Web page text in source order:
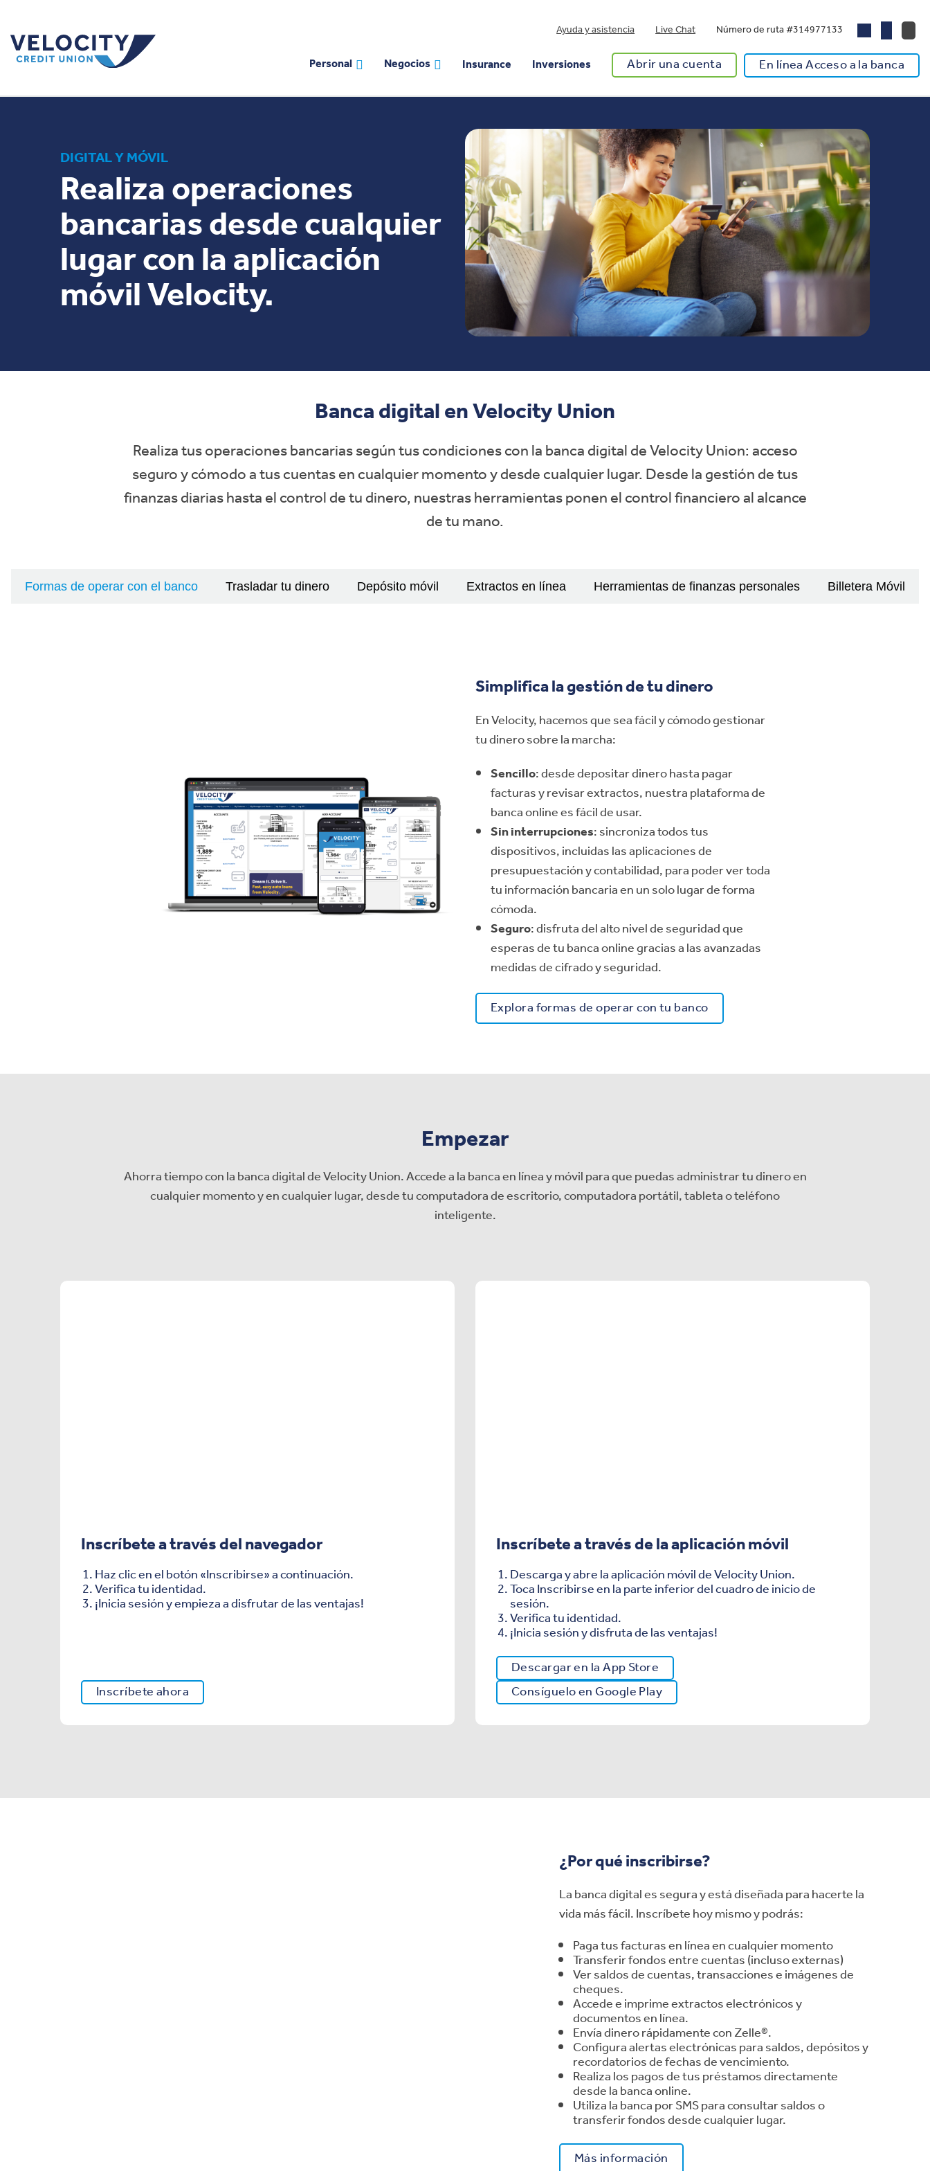
Ayuda y asistencia Live Chat Número de ruta #314977133
Personal Negocios Insurance Inversiones Abrir una cuenta En línea Acceso a la banca
DIGITAL Y MÓVIL
Realiza operaciones
bancarias desde cualquier
lugar con la aplicación
móvil Velocity.
Banca digital en Velocity Union
Realiza tus operaciones bancarias según tus condiciones con la banca digital de Velocity Union: acceso
seguro y cómodo a tus cuentas en cualquier momento y desde cualquier lugar. Desde la gestión de tus
finanzas diarias hasta el control de tu dinero, nuestras herramientas ponen el control financiero al alcance
de tu mano.
Formas de operar con el banco Trasladar tu dinero Depósito móvil Extractos en línea Herramientas de finanzas personales Billetera Móvil
Simplifica la gestión de tu dinero
En Velocity, hacemos que sea fácil y cómodo gestionar
tu dinero sobre la marcha:
Sencillo: desde depositar dinero hasta pagar
facturas y revisar extractos, nuestra plataforma de
banca online es fácil de usar.
Sin interrupciones: sincroniza todos tus
dispositivos, incluidas las aplicaciones de
presupuestación y contabilidad, para poder ver toda
tu información bancaria en un solo lugar de forma
cómoda.
Seguro: disfruta del alto nivel de seguridad que
esperas de tu banca online gracias a las avanzadas
medidas de cifrado y seguridad.
Explora formas de operar con tu banco
Empezar
Ahorra tiempo con la banca digital de Velocity Union. Accede a la banca en línea y móvil para que puedas administrar tu dinero en
cualquier momento y en cualquier lugar, desde tu computadora de escritorio, computadora portátil, tableta o teléfono
inteligente.
Inscríbete a través del navegador
Haz clic en el botón «Inscribirse» a continuación.
Verifica tu identidad.
¡Inicia sesión y empieza a disfrutar de las ventajas!
Inscríbete ahora
Inscríbete a través de la aplicación móvil
Descarga y abre la aplicación móvil de Velocity Union.
Toca Inscribirse en la parte inferior del cuadro de inicio de
sesión.
Verifica tu identidad.
¡Inicia sesión y disfruta de las ventajas!
Descargar en la App Store
Consíguelo en Google Play
¿Por qué inscribirse?
La banca digital es segura y está diseñada para hacerte la
vida más fácil. Inscríbete hoy mismo y podrás:
Paga tus facturas en línea en cualquier momento
Transferir fondos entre cuentas (incluso externas)
Ver saldos de cuentas, transacciones e imágenes de
cheques.
Accede e imprime extractos electrónicos y
documentos en línea.
Envía dinero rápidamente con Zelle®.
Configura alertas electrónicas para saldos, depósitos y
recordatorios de fechas de vencimiento.
Realiza los pagos de tus préstamos directamente
desde la banca online.
Utiliza la banca por SMS para consultar saldos o
transferir fondos desde cualquier lugar.
Más información